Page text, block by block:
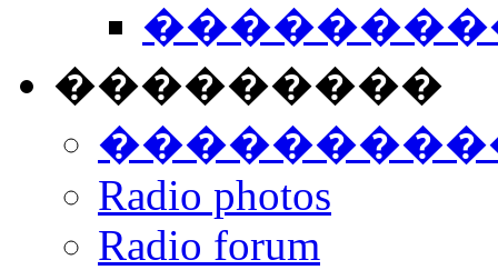
���������
Radio photos
Radio forum